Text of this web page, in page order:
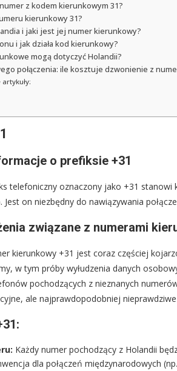
z kodem kierunkowym 31?
kierunkowy 31?
i jaki jest jej numer kierunkowy?
i jak działa kod kierunkowy?
mogą dotyczyć Holandii?
połączenia: ile kosztuje dzwonienie z
o prefiksie +31
telefoniczny oznaczony jako +31 stanowi
Jest on niezbędny do nawiązywania
związane z numerami
kierunkowy +31 jest coraz częściej
w tym próby wyłudzenia danych
pochodzących z nieznanych
ale najprawdopodobniej
Każdy numer pochodzący z Holandii
dla połączeń międzynarodowych